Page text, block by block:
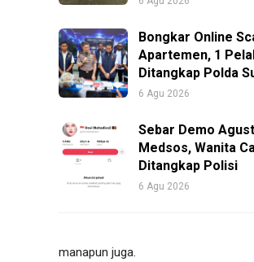
Bongkar Online
Apartemen, 1
Ditangkap Polda
6 Agu 2026
Sebar Demo
Medsos, Wanita
Ditangkap Polisi
6 Agu 2026
manapun juga.